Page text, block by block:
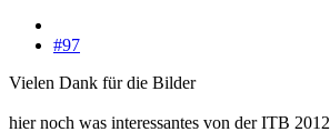
#97
Vielen Dank für die Bilder
hier noch was interessantes von der ITB 2012